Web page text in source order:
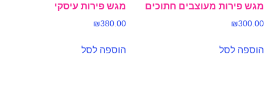
מגש פירות מעוצבים חתוכים
₪300.00
הוספה לסל
מגש פירות עיסקי
₪380.00
הוספה לסל